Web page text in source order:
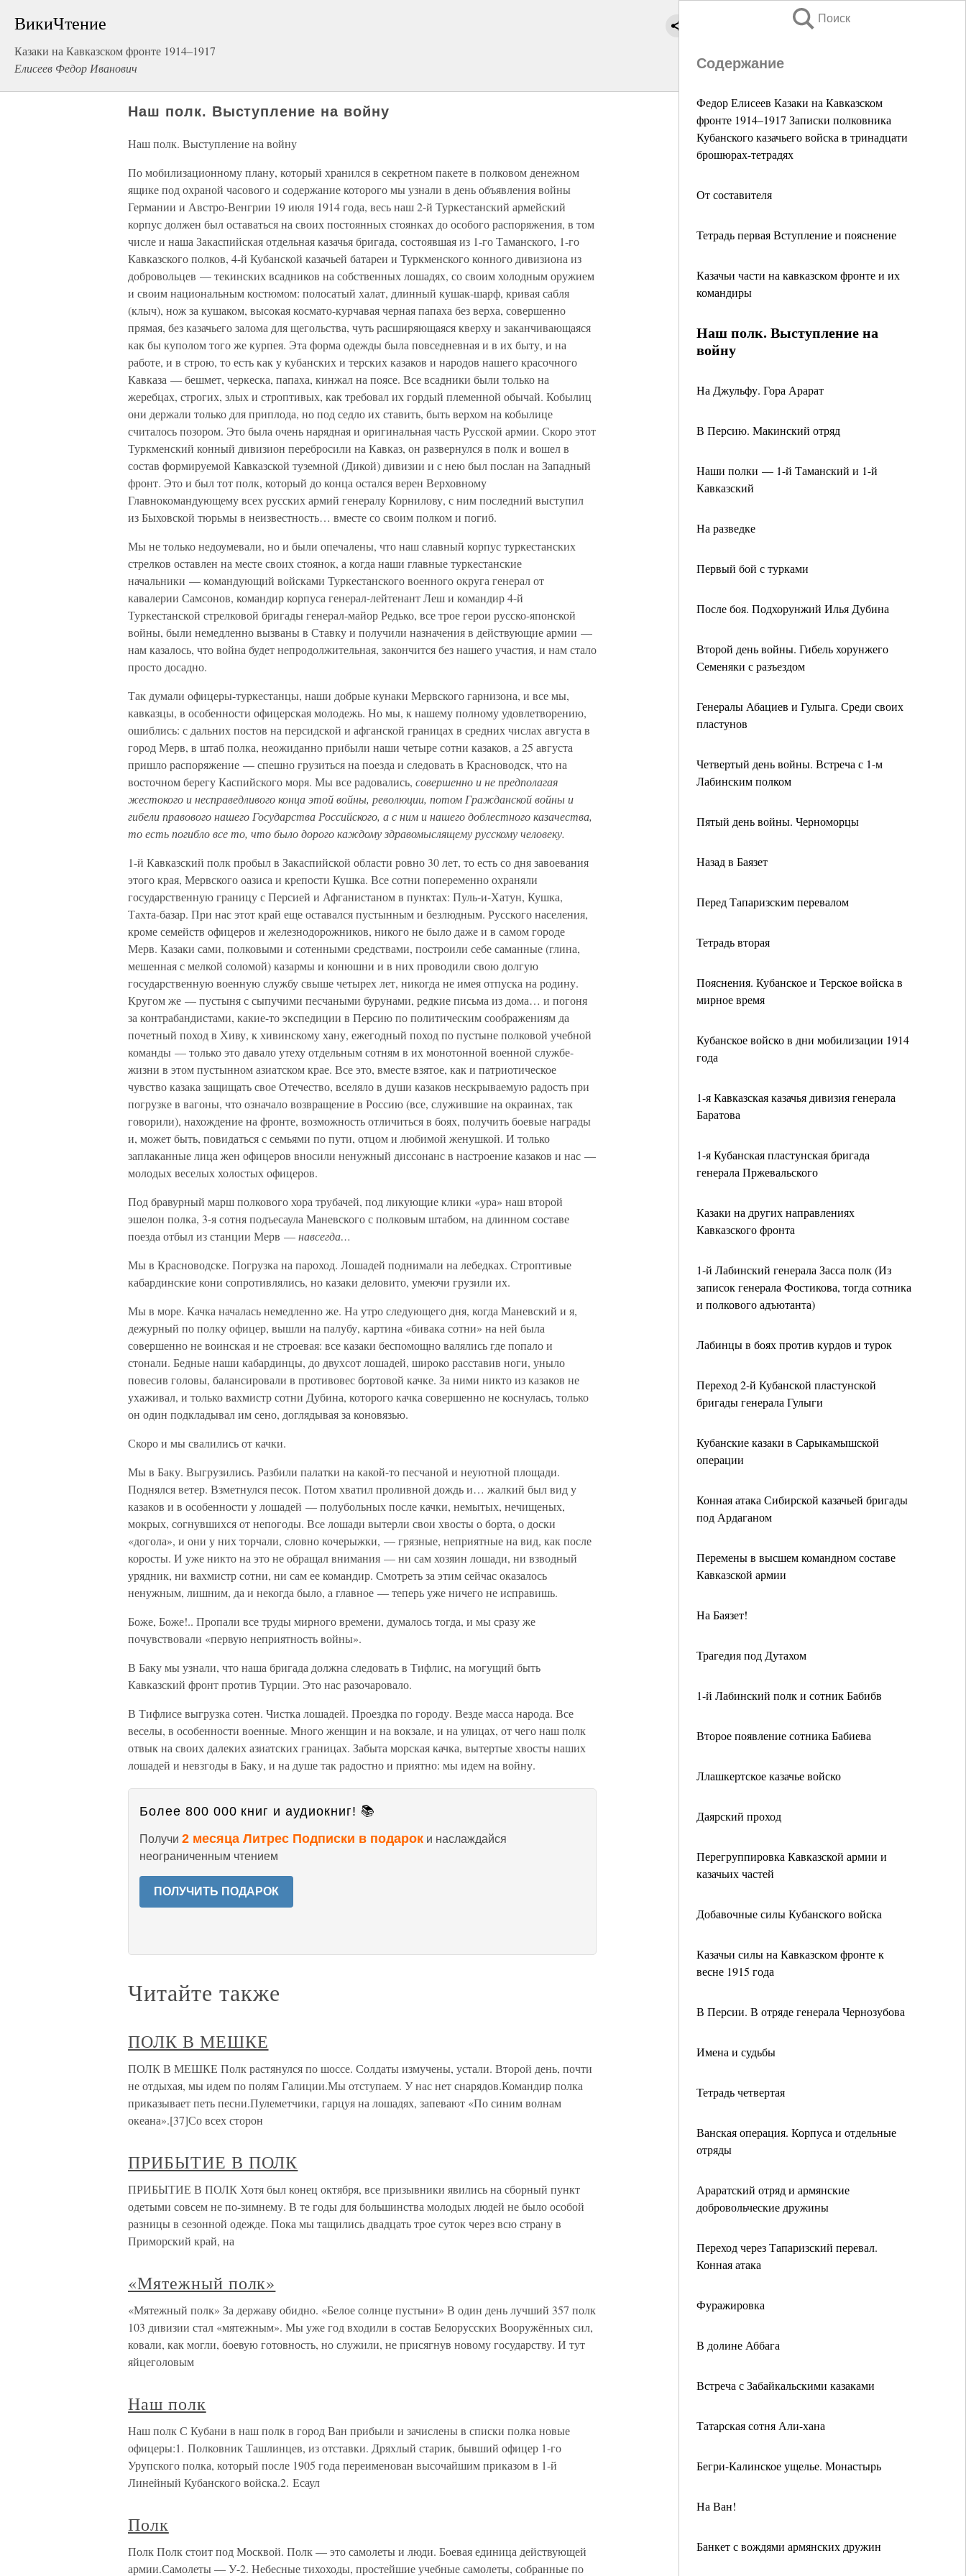
ВикиЧтение
Казаки на Кавказском фронте 1914–1917
Елисеев Федор Иванович
Поиск
Содержание
Федор Елисеев Казаки на Кавказском
фронте 1914–1917 Записки полковника
Кубанского казачьего войска в тринадцати
брошюрах-тетрадях
От составителя
Тетрадь первая Вступление и пояснение
Казачьи части на кавказском фронте и их
командиры
Наш полк. Выступление на
войну
На Джульфу. Гора Арарат
В Персию. Макинский отряд
Наши полки — 1-й Таманский и 1-й
Кавказский
На разведке
Первый бой с турками
После боя. Подхорунжий Илья Дубина
Второй день войны. Гибель хорунжего
Семеняки с разъездом
Генералы Абациев и Гулыга. Среди своих
пластунов
Четвертый день войны. Встреча с 1-м
Лабинским полком
Пятый день войны. Черноморцы
Назад в Баязет
Перед Тапаризским перевалом
Тетрадь вторая
Пояснения. Кубанское и Терское войска в
мирное время
Кубанское войско в дни мобилизации 1914
года
1-я Кавказская казачья дивизия генерала
Баратова
1-я Кубанская пластунская бригада
генерала Пржевальского
Казаки на других направлениях
Кавказского фронта
1-й Лабинский генерала Засса полк (Из
записок генерала Фостикова, тогда сотника
и полкового адъютанта)
Лабинцы в боях против курдов и турок
Переход 2-й Кубанской пластунской
бригады генерала Гулыги
Кубанские казаки в Сарыкамышской
операции
Конная атака Сибирской казачьей бригады
под Ардаганом
Перемены в высшем командном составе
Кавказской армии
На Баязет!
Трагедия под Дутахом
1-й Лабинский полк и сотник Бабибв
Второе появление сотника Бабиева
Ллашкертское казачье войско
Даярский проход
Перегруппировка Кавказской армии и
казачьих частей
Добавочные силы Кубанского войска
Казачьи силы на Кавказском фронте к
весне 1915 года
В Персии. В отряде генерала Чернозубова
Имена и судьбы
Тетрадь четвертая
Ванская операция. Корпуса и отдельные
отряды
Араратский отряд и армянские
добровольческие дружины
Переход через Тапаризский перевал.
Конная атака
Фуражировка
В долине Аббага
Встреча с Забайкальскими казаками
Татарская сотня Али-хана
Бегри-Калинское ущелье. Монастырь
На Ван!
Банкет с вождями армянских дружин
Наш полк. Выступление на войну
Наш полк. Выступление на войну
По мобилизационному плану, который хранился в секретном пакете в полковом денежном
ящике под охраной часового и содержание которого мы узнали в день объявления войны
Германии и Австро-Венгрии 19 июля 1914 года, весь наш 2-й Туркестанский армейский
корпус должен был оставаться на своих постоянных стоянках до особого распоряжения, в том
числе и наша Закаспийская отдельная казачья бригада, состоявшая из 1-го Таманского, 1-го
Кавказского полков, 4-й Кубанской казачьей батареи и Туркменского конного дивизиона из
добровольцев — текинских всадников на собственных лошадях, со своим холодным оружием
и своим национальным костюмом: полосатый халат, длинный кушак-шарф, кривая сабля
(клыч), нож за кушаком, высокая космато-курчавая черная папаха без верха, совершенно
прямая, без казачьего залома для щегольства, чуть расширяющаяся кверху и заканчивающаяся
как бы куполом того же курпея. Эта форма одежды была повседневная и в их быту, и на
работе, и в строю, то есть как у кубанских и терских казаков и народов нашего красочного
Кавказа — бешмет, черкеска, папаха, кинжал на поясе. Все всадники были только на
жеребцах, строгих, злых и строптивых, как требовал их гордый племенной обычай. Кобылиц
они держали только для приплода, но под седло их ставить, быть верхом на кобылице
считалось позором. Это была очень нарядная и оригинальная часть Русской армии. Скоро этот
Туркменский конный дивизион перебросили на Кавказ, он развернулся в полк и вошел в
состав формируемой Кавказской туземной (Дикой) дивизии и с нею был послан на Западный
фронт. Это и был тот полк, который до конца остался верен Верховному
Главнокомандующему всех русских армий генералу Корнилову, с ним последний выступил
из Быховской тюрьмы в неизвестность… вместе со своим полком и погиб.
Мы не только недоумевали, но и были опечалены, что наш славный корпус туркестанских
стрелков оставлен на месте своих стоянок, а когда наши главные туркестанские
начальники — командующий войсками Туркестанского военного округа генерал от
кавалерии Самсонов, командир корпуса генерал-лейтенант Леш и командир 4-й
Туркестанской стрелковой бригады генерал-майор Редько, все трое герои русско-японской
войны, были немедленно вызваны в Ставку и получили назначения в действующие армии —
нам казалось, что война будет непродолжительная, закончится без нашего участия, и нам стало
просто досадно.
Так думали офицеры-туркестанцы, наши добрые кунаки Мервского гарнизона, и все мы,
кавказцы, в особенности офицерская молодежь. Но мы, к нашему полному удовлетворению,
ошиблись: с дальних постов на персидской и афганской границах в средних числах августа в
город Мерв, в штаб полка, неожиданно прибыли наши четыре сотни казаков, а 25 августа
пришло распоряжение — спешно грузиться на поезда и следовать в Красноводск, что на
восточном берегу Каспийского моря. Мы все радовались, совершенно и не предполагая
жестокого и несправедливого конца этой войны, революции, потом Гражданской войны и
гибели правового нашего Государства Российского, а с ним и нашего доблестного казачества,
то есть погибло все то, что было дорого каждому здравомыслящему русскому человеку.
1-й Кавказский полк пробыл в Закаспийской области ровно 30 лет, то есть со дня завоевания
этого края, Мервского оазиса и крепости Кушка. Все сотни попеременно охраняли
государственную границу с Персией и Афганистаном в пунктах: Пуль-и-Хатун, Кушка,
Тахта-базар. При нас этот край еще оставался пустынным и безлюдным. Русского населения,
кроме семейств офицеров и железнодорожников, никого не было даже и в самом городе
Мерв. Казаки сами, полковыми и сотенными средствами, построили себе саманные (глина,
мешенная с мелкой соломой) казармы и конюшни и в них проводили свою долгую
государственную военную службу свыше четырех лет, никогда не имея отпуска на родину.
Кругом же — пустыня с сыпучими песчаными бурунами, редкие письма из дома… и погоня
за контрабандистами, какие-то экспедиции в Персию по политическим соображениям да
почетный поход в Хиву, к хивинскому хану, ежегодный поход по пустыне полковой учебной
команды — только это давало утеху отдельным сотням в их монотонной военной службе-
жизни в этом пустынном азиатском крае. Все это, вместе взятое, как и патриотическое
чувство казака защищать свое Отечество, вселяло в души казаков нескрываемую радость при
погрузке в вагоны, что означало возвращение в Россию (все, служившие на окраинах, так
говорили), нахождение на фронте, возможность отличиться в боях, получить боевые награды
и, может быть, повидаться с семьями по пути, отцом и любимой женушкой. И только
заплаканные лица жен офицеров вносили ненужный диссонанс в настроение казаков и нас —
молодых веселых холостых офицеров.
Под бравурный марш полкового хора трубачей, под ликующие клики «ура» наш второй
эшелон полка, 3-я сотня подъесаула Маневского с полковым штабом, на длинном составе
поезда отбыл из станции Мерв —навсегда…
Мы в Красноводске. Погрузка на пароход. Лошадей поднимали на лебедках. Строптивые
кабардинские кони сопротивлялись, но казаки деловито, умеючи грузили их.
Мы в море. Качка началась немедленно же. На утро следующего дня, когда Маневский и я,
дежурный по полку офицер, вышли на палубу, картина «бивака сотни» на ней была
совершенно не воинская и не строевая: все казаки беспомощно валялись где попало и
стонали. Бедные наши кабардинцы, до двухсот лошадей, широко расставив ноги, уныло
повесив головы, балансировали в противовес бортовой качке. За ними никто из казаков не
ухаживал, и только вахмистр сотни Дубина, которого качка совершенно не коснулась, только
он один подкладывал им сено, доглядывая за коновязью.
Скоро и мы свалились от качки.
Мы в Баку. Выгрузились. Разбили палатки на какой-то песчаной и неуютной площади.
Поднялся ветер. Взметнулся песок. Потом хватил проливной дождь и… жалкий был вид у
казаков и в особенности у лошадей — полубольных после качки, немытых, нечищеных,
мокрых, согнувшихся от непогоды. Все лошади вытерли свои хвосты о борта, о доски
«догола», и они у них торчали, словно кочерыжки, — грязные, неприятные на вид, как после
коросты. И уже никто на это не обращал внимания — ни сам хозяин лошади, ни взводный
урядник, ни вахмистр сотни, ни сам ее командир. Смотреть за этим сейчас оказалось
ненужным, лишним, да и некогда было, а главное — теперь уже ничего не исправишь.
Боже, Боже!.. Пропали все труды мирного времени, думалось тогда, и мы сразу же
почувствовали «первую неприятность войны».
В Баку мы узнали, что наша бригада должна следовать в Тифлис, на могущий быть
Кавказский фронт против Турции. Это нас разочаровало.
В Тифлисе выгрузка сотен. Чистка лошадей. Проездка по городу. Везде масса народа. Все
веселы, в особенности военные. Много женщин и на вокзале, и на улицах, от чего наш полк
отвык на своих далеких азиатских границах. Забыта морская качка, вытертые хвосты наших
лошадей и невзгоды в Баку, и на душе так радостно и приятно: мы идем на войну.
Более 800 000 книг и аудиокниг! 📚
Получи 2 месяца Литрес Подписки в подарок и наслаждайся
неограниченным чтением
ПОЛУЧИТЬ ПОДАРОК
Читайте также
ПОЛК В МЕШКЕ
ПОЛК В МЕШКЕ Полк растянулся по шоссе. Солдаты измучены, устали. Второй день, почти
не отдыхая, мы идем по полям Галиции.Мы отступаем. У нас нет снарядов.Командир полка
приказывает петь песни.Пулеметчики, гарцуя на лошадях, запевают «По синим волнам
океана».[37]Со всех сторон
ПРИБЫТИЕ В ПОЛК
ПРИБЫТИЕ В ПОЛК Хотя был конец октября, все призывники явились на сборный пункт
одетыми совсем не по-зимнему. В те годы для большинства молодых людей не было особой
разницы в сезонной одежде. Пока мы тащились двадцать трое суток через всю страну в
Приморский край, на
«Мятежный полк»
«Мятежный полк» За державу обидно. «Белое солнце пустыни» В один день лучший 357 полк
103 дивизии стал «мятежным». Мы уже год входили в состав Белорусских Вооружённых сил,
ковали, как могли, боевую готовность, но служили, не присягнув новому государству. И тут
яйцеголовым
Наш полк
Наш полк С Кубани в наш полк в город Ван прибыли и зачислены в списки полка новые
офицеры:1. Полковник Ташлинцев, из отставки. Дряхлый старик, бывший офицер 1-го
Урупского полка, который после 1905 года переименован высочайшим приказом в 1-й
Линейный Кубанского войска.2. Есаул
Полк
Полк Полк стоит под Москвой. Полк — это самолеты и люди. Боевая единица действующей
армии.Самолеты — У-2. Небесные тихоходы, простейшие учебные самолеты, собранные по